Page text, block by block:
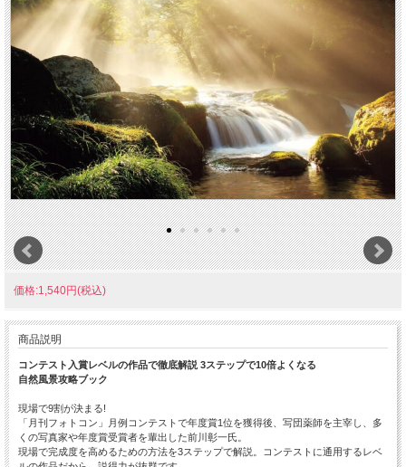
価格:1,540円(税込)
商品説明
コンテスト入賞レベルの作品で徹底解説 3ステップで10倍よくなる
自然風景攻略ブック
現場で9割が決まる!
「月刊フォトコン」月例コンテストで年度賞1位を獲得後、写団薬師を主宰し、多
くの写真家や年度賞受賞者を輩出した前川彰一氏。
現場で完成度を高めるための方法を3ステップで解説。コンテストに通用するレベ